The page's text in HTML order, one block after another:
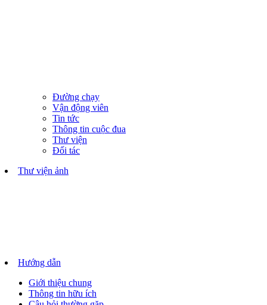
Đường chạy
Vận động viên
Tin tức
Thông tin cuộc đua
Thư viện
Đối tác
Thư viện ảnh
Hướng dẫn
Giới thiệu chung
Thông tin hữu ích